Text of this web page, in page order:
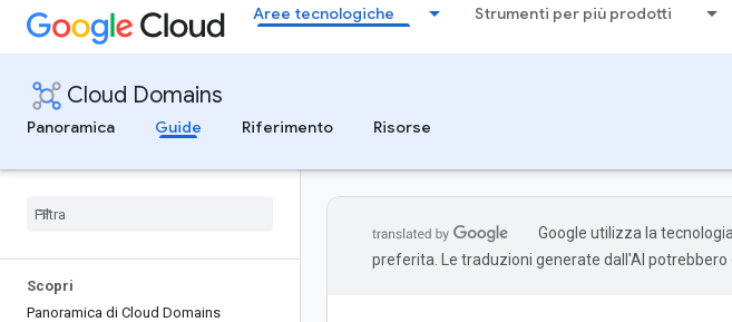
Aree tecnologiche Strumenti per più prodotti
Cloud Domains
Panoramica
Guide Riferimento Risorse
Scopri
Panoramica di Cloud Domains
Google utilizza la
preferita. Le traduzioni generate dall'AI potrebbero